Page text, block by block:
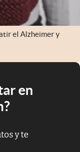
el Alzheimer y
en
y te